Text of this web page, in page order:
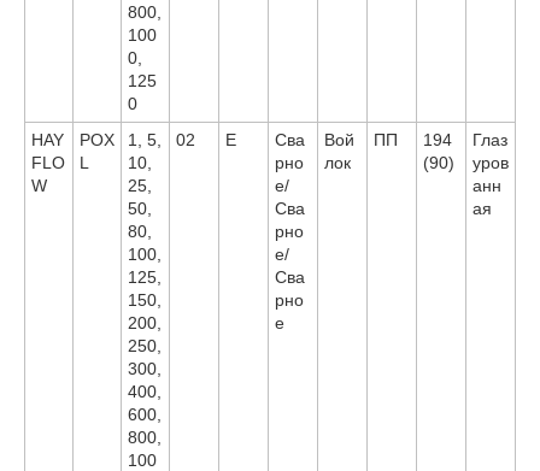
800,
100
0,
125
0
HAY
FLO
W
POX
L
1, 5,
10,
25,
50,
80,
100,
125,
150,
200,
250,
300,
400,
600,
800,
100
02 E
Сва
рно
е/
Сва
рно
е/
Сва
рно
е
Вой
лок
ПП
194
(90)
Глаз
уров
анн
ая